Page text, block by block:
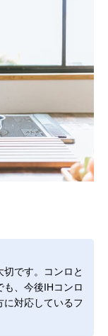
です。コンロと
、今後IHコンロ
に対応しているフ